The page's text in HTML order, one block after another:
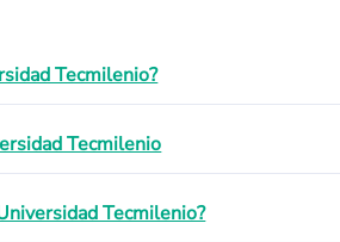
Tecmilenio?
Tecmilenio
Tecmilenio?